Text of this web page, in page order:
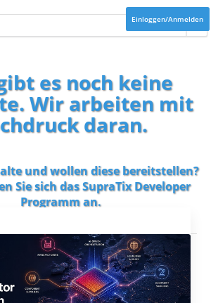
Einloggen/Anmelden
es noch keine
Wir arbeiten mit
daran.
und wollen diese bereitstellen?
Sie sich dasSupraTix Developer
Programman.